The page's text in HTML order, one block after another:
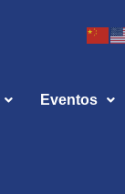
Eventos